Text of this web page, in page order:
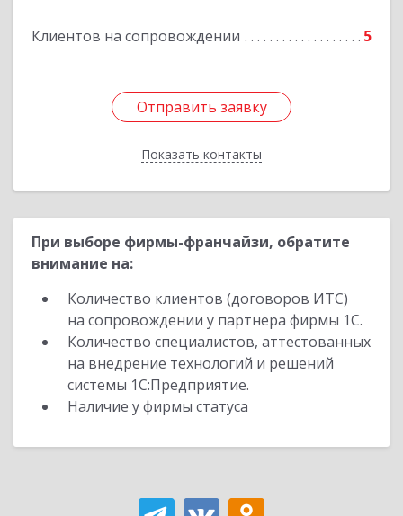
Клиентов на сопровождении 5
Отправить заявку
Показать контакты
Подробнее
Отправить заявку
Назад
При выборе фирмы-франчайзи, обратите
внимание на:
Количество клиентов (договоров ИТС)
на сопровождении у партнера фирмы 1С.
Количество специалистов, аттестованных
на внедрение технологий и решений
системы 1С:Предприятие.
Наличие у фирмы статуса